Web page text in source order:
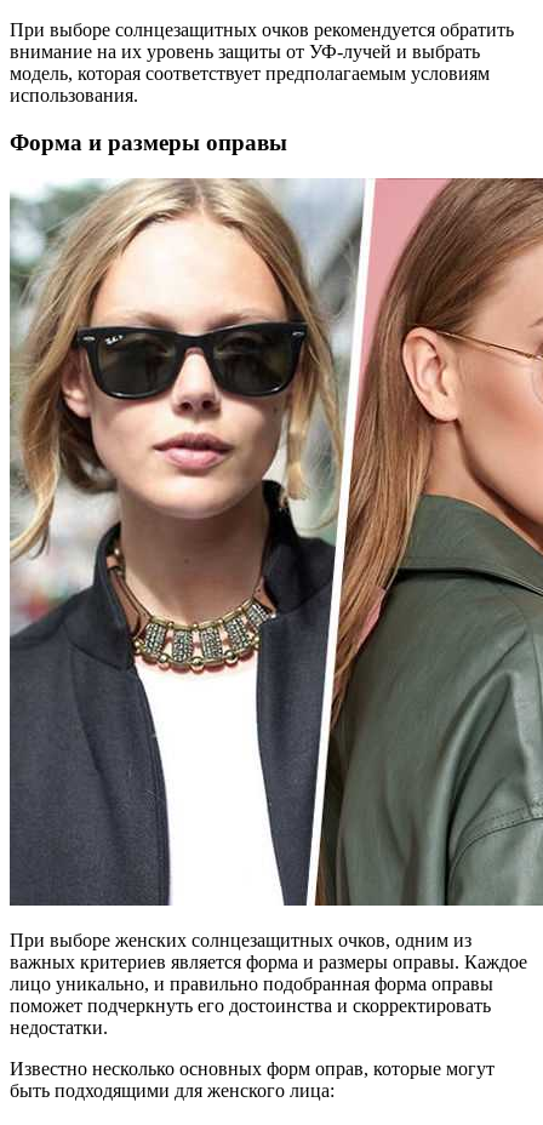
При выборе солнцезащитных очков рекомендуется обратить
внимание на их уровень защиты от УФ-лучей и выбрать
модель, которая соответствует предполагаемым условиям
использования.
Форма и размеры оправы
При выборе женских солнцезащитных очков, одним из
важных критериев является форма и размеры оправы. Каждое
лицо уникально, и правильно подобранная форма оправы
поможет подчеркнуть его достоинства и скорректировать
недостатки.
Известно несколько основных форм оправ, которые могут
быть подходящими для женского лица: